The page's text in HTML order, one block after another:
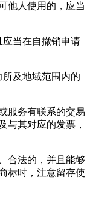
他人使用的，应当
应当在自撤销申请
所及地域范围内的
服务有联系的交易
与其对应的发票，
合法的，并且能够
标时，注意留存使